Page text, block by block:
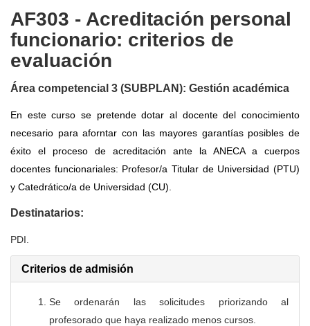
AF303 - Acreditación personal
funcionario: criterios de
evaluación
Área competencial 3 (SUBPLAN): Gestión académica
En este curso se pretende dotar al docente del conocimiento
necesario para aforntar con las mayores garantías posibles de
éxito el proceso de acreditación ante la ANECA a cuerpos
docentes funcionariales: Profesor/a Titular de Universidad (PTU)
y Catedrático/a de Universidad (CU).
Destinatarios:
PDI
Criterios de admisión
Se ordenarán las solicitudes priorizando al
profesorado que haya realizado menos cursos.